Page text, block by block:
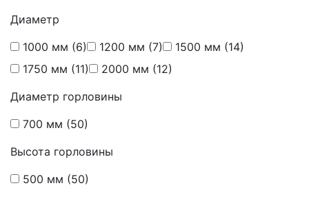
Диаметр
1000 мм (6) 1200 мм (7) 1500 мм (14)
1750 мм (11) 2000 мм (12)
Диаметр горловины
700 мм (50)
Высота горловины
500 мм (50)